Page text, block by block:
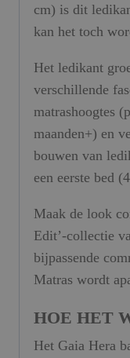
cm) is dit
kan het toch
Het ledikant
verschillende
matrashoogtes
maanden+) en
bouwen van
een eerste bed
Maak de look
Edit’-collectie
bijpassende
Matras wordt
HOE HET
Het Gaia Hera